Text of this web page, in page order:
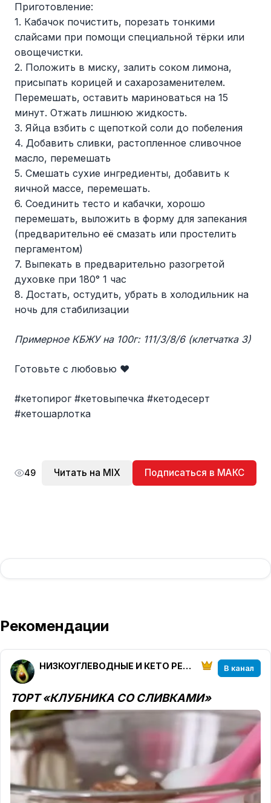
Приготовление:
1. Кабачок почистить, порезать тонкими
слайсами при помощи специальной тёрки или
овощечистки.
2. Положить в миску, залить соком лимона,
присыпать корицей и сахарозаменителем.
Перемешать, оставить мариноваться на 15
минут. Отжать лишнюю жидкость.
3. Яйца взбить с щепоткой соли до побеления
4. Добавить сливки, растопленное сливочное
масло, перемешать
5. Смешать сухие ингредиенты, добавить к
яичной массе, перемешать.
6. Соединить тесто и кабачки, хорошо
перемешать, выложить в форму для запекания
(предварительно её смазать или простелить
пергаментом)
7. Выпекать в предварительно разогретой
духовке при 180° 1 час
8. Достать, остудить, убрать в холодильник на
ночь для стабилизации
Примерное КБЖУ на 100г: 111/3/8/6 (клетчатка 3)
Готовьте с любовью ❤️
#кетопирог #кетовыпечка #кетодесерт
#кетошарлотка
49 Читать на MIX Подписаться в МАКС
Рекомендации
НИЗКОУГЛЕВОДНЫЕ И КЕТО РЕЦЕПТЫ от ketoparanoia В канал
ТОРТ «КЛУБНИКА СО СЛИВКАМИ»